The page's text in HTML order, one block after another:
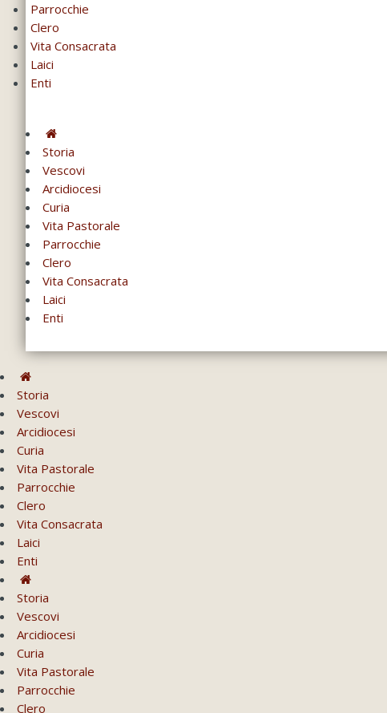
Parrocchie
Clero
Vita Consacrata
Laici
Enti
Storia
Vescovi
Arcidiocesi
Curia
Vita Pastorale
Parrocchie
Clero
Vita Consacrata
Laici
Enti
Storia
Vescovi
Arcidiocesi
Curia
Vita Pastorale
Parrocchie
Clero
Vita Consacrata
Laici
Enti
Storia
Vescovi
Arcidiocesi
Curia
Vita Pastorale
Parrocchie
Clero